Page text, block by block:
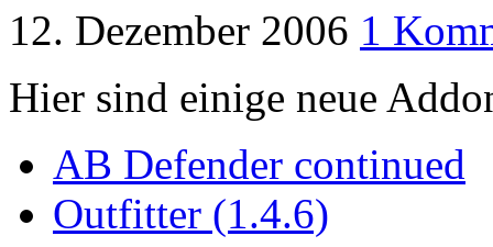
12. Dezember 2006 1
Hier sind einige neue
AB Defender continued
Outfitter (1.4.6)